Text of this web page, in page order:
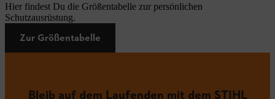
Hier findest Du die Größentabelle zur persönlichen
Schutzausrüstung.
Zur Größentabelle
Bleib auf dem Laufenden mit dem STIHL